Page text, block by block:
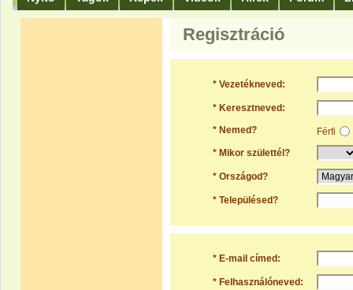
Regisztráció
* Vezetékneved:
* Keresztneved:
* Nemed?
Férfi
* Mikor születtél?
* Országod?
* Településed?
* E-mail címed:
* Felhasználóneved: